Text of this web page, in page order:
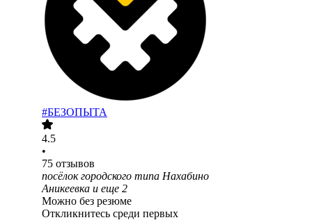
#БЕЗОПЫТА
4.5
•
75 отзывов
посёлок городского типа Нахабино
Аникеевка и еще 2
Можно без резюме
Откликнитесь среди первых